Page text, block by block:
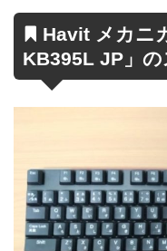
Havit メカニ
KB395L JP」の